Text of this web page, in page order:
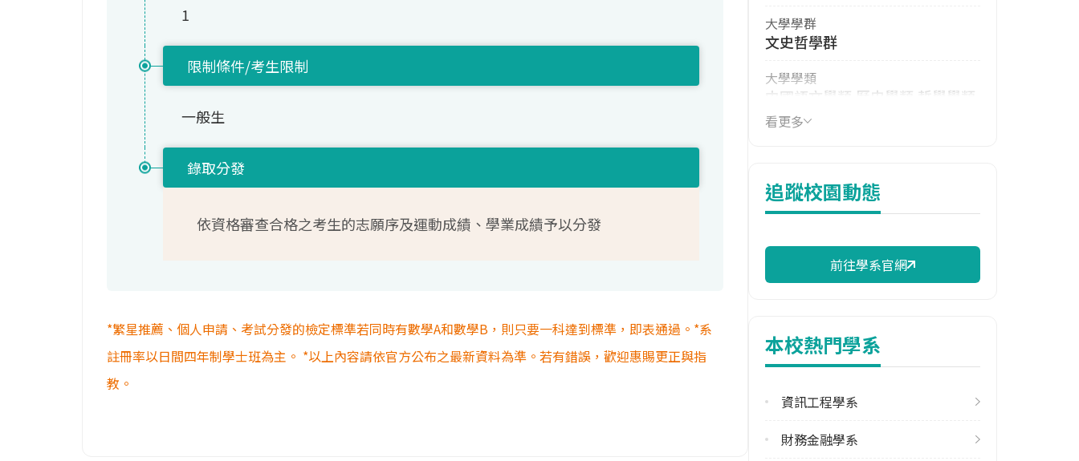
1
限制條件/考生限制
一般生
錄取分發
依資格審查合格之考生的志願序及運動成績、學業成績予以分發
*繁星推薦、個人申請、考試分發的檢定標準若同時有數學A和數學B，則只要一科達到標準，即表通過。*系
註冊率以日間四年制學士班為主。 *以上內容請依官方公布之最新資料為準。若有錯誤，歡迎惠賜更正與指
教。
大學學群
文史哲學群
大學學類
中國語文學類,歷史學類,哲學學類
114年學費
114年雜費
7,180 元/學期
114年註冊率
3
113學年度下學期
113學年度上學期
看更多
追蹤校園動態
前往學系官網
本校熱門學系
資訊工程學系
財務金融學系